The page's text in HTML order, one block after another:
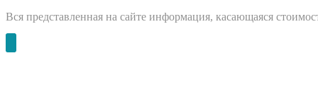
Вся представленная на сайте информация, касающаяся